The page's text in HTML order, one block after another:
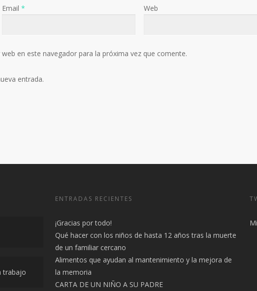
Email* Web
en este navegador para la próxima vez que comente.
entrada.
trabajo
ENTRADAS RECIENTES
¡Gracias por todo!
Qué hacer con los niños de hasta 12 años tras la muerte
de un familiar cercano
Alimentos que ayudan al mantenimiento y la mejora de
la memoria
CARTA DE UN NIÑO A SU PADRE